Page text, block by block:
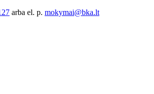
arba el. p. mokymai@bka.lt